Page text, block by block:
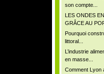
son compte...
LES ONDES
GRÂCE AU
Pourquoi
littoral...
L’industrie
en masse...
Comment Lyon